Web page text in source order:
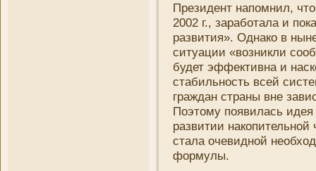
Президент напомни­л,
2002 г., заработала и
развития». Однако в
ситуации «возни­кли
будет эффективна и
стабильность всей
граждан страны вне
Поэтому появилась
развитии
стала очевидной
формулы.